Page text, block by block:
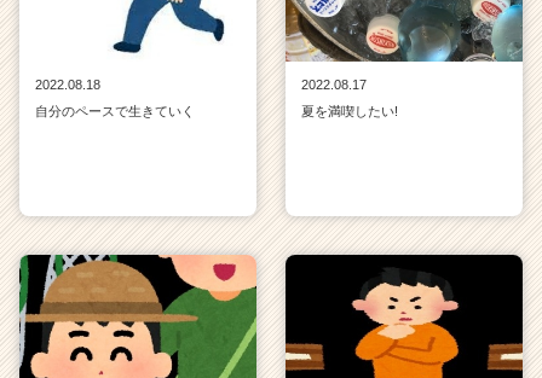
2022.08.18
自分のペースで生きていく
2022.08.17
夏を満喫したい!